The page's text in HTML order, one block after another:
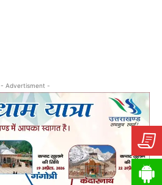
- Advertisment -